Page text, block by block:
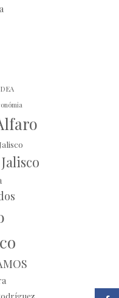
DEA